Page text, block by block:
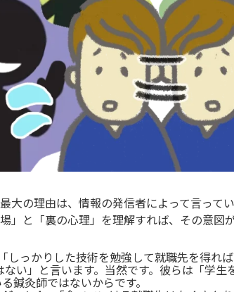
大の理由は、情報の発信者によって言って
」と「裏の心理」を理解すれば、その意図
「しっかりした技術を勉強して就職先を得れ
い」と言います。当然です。彼らは「学
鍼灸師ではないからです。